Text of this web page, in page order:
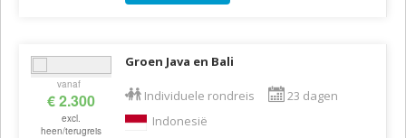
vanaf
€ 2.300
excl.
heen/terugreis
Groen Java en Bali
Individuele rondreis
23 dagen
Indonesië